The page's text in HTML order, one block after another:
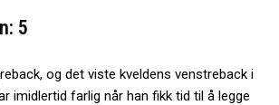
5
og det viste kveldens venstreback i
imidlertid farlig når han fikk tid til å legge